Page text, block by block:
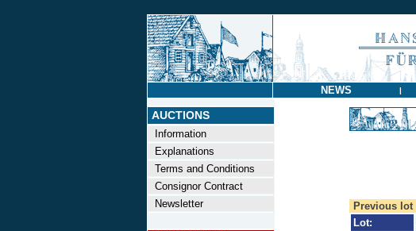
NEWS |
AUCTIONS
Information
Explanations
Terms and Conditions
Consignor Contract
Newsletter
Previous lot
Lot: